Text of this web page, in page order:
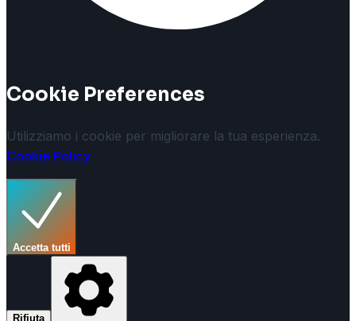
Cookie Preferences
Utilizziamo i cookie per migliorare la tua esperienza.
Cookie Policy
Accetta tutti
Rifiuta